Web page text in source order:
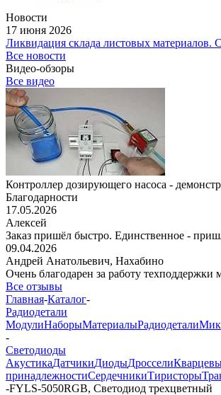
Новости
17 июня 2026
Ликвидация склада листовых материалов.
Все новости
Видео-обзоры
Все видео
Контроллер дозирующего насоса -
Благодарности
17.05.2026
Алексей
Заказ пришёл быстро. Единственное -
09.04.2026
Андрей Анатольевич, Нахабино
Очень благодарен за работу
Все отзывы
Главная-Каталог-
Радиодетали
МодулиНаборыМатериалыРадиодетали
-
Светодиоды
АкустикаДатчикиДиодыДроссели
принадлежностиСердечникиТиристоры
-FYLS-5050RGB, Светодиод трехцветный